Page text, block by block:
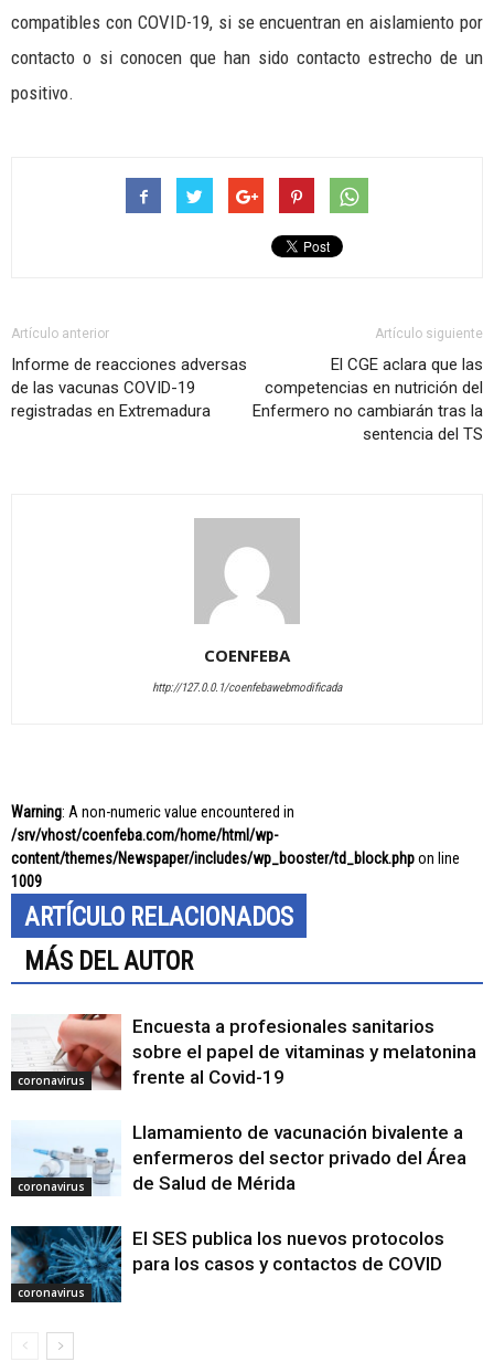
compatibles con COVID-19, si se encuentran en aislamiento por
contacto o si conocen que han sido contacto estrecho de un
positivo.
Artículo anterior
Informe de reacciones adversas
de las vacunas COVID-19
registradas en Extremadura
Artículo siguiente
El CGE aclara que las
competencias en nutrición del
Enfermero no cambiarán tras la
sentencia del TS
COENFEBA
http://127.0.0.1/coenfebawebmodificada
Warning: A non-numeric value encountered in
/srv/vhost/coenfeba.com/home/html/wp-
content/themes/Newspaper/includes/wp_booster/td_block.phpon line
1009
ARTÍCULO RELACIONADOS
MÁS DEL AUTOR
coronavirus
Encuesta a profesionales sanitarios
sobre el papel de vitaminas y melatonina
frente al Covid-19
coronavirus
Llamamiento de vacunación bivalente a
enfermeros del sector privado del Área
de Salud de Mérida
coronavirus
El SES publica los nuevos protocolos
para los casos y contactos de COVID